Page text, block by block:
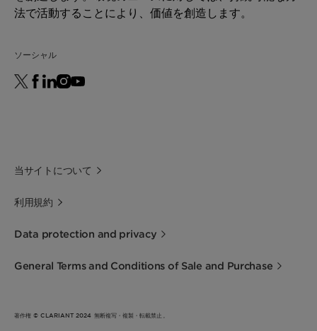
法で活動することにより、価値を創造します。
ソーシャル
当サイトについて
利用規約
Data protection and privacy
General Terms and Conditions of Sale and Purchase
著作権 © CLARIANT 2024 無断複写・複製・転載禁止。